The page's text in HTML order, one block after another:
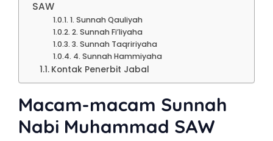
SAW
1. Sunnah Qauliyah
2. Sunnah Fi’liyaha
3. Sunnah Taqririyaha
4. Sunnah Hammiyaha
Kontak Penerbit Jabal
Macam-macam Sunnah
Nabi Muhammad SAW